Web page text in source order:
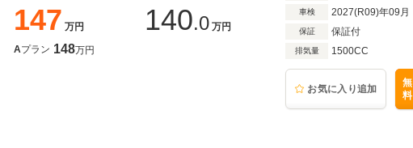
147 万円 140.0 万円
Aプラン 148万円
車検 2027(R09)年09月
保証 保証付
排気量 1500CC
お気に入り追加
無
料